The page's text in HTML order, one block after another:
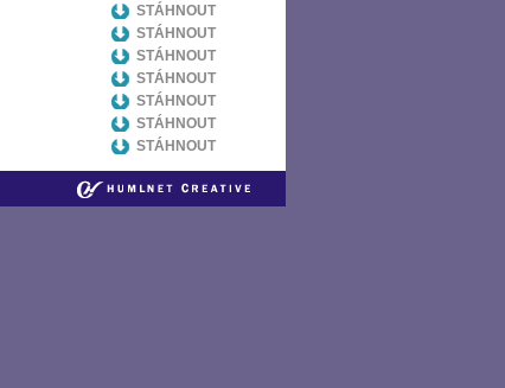
STÁHNOUT
STÁHNOUT
STÁHNOUT
STÁHNOUT
STÁHNOUT
STÁHNOUT
STÁHNOUT